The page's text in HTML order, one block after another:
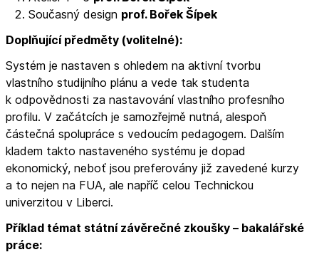
Současný design prof. Bořek Šípek
Doplňující předměty (volitelné):
Systém je nastaven s ohledem na aktivní tvorbu
vlastního studijního plánu a vede tak studenta
k odpovědnosti za nastavování vlastního profesního
profilu. V začátcích je samozřejmě nutná, alespoň
částečná spolupráce s vedoucím pedagogem. Dalším
kladem takto nastaveného systému je dopad
ekonomický, neboť jsou preferovány již zavedené kurzy
a to nejen na FUA, ale napříč celou Technickou
univerzitou v Liberci.
Příklad témat státní závěrečné zkoušky – bakalářské
práce: